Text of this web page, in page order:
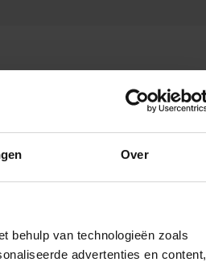
Over
behulp van technologieën zoals
advertenties en content,